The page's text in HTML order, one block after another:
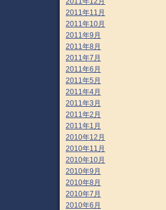
2011年11月
2011年10月
2011年9月
2011年8月
2011年7月
2011年6月
2011年5月
2011年4月
2011年3月
2011年2月
2011年1月
2010年12月
2010年11月
2010年10月
2010年9月
2010年8月
2010年7月
2010年6月